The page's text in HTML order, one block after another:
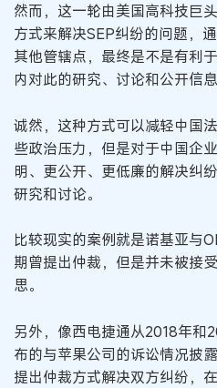
然而，这一轮由美国高科技巨
方式来解决SEP纠纷的问题，
其他管辖点，最终是不是有利
内对此的研究、讨论和公开信
诚然，这种方式可以减轻中国
些政治压力，但是对于中国企
明、更公开、更低廉的解决纠
研究和讨论。
比较现实的案例就是诺基亚与
期曾提出仲裁，但是并未被接
思。
另外，像西电捷通从2018年和
布的与苹果公司的诉讼情况披
提出仲裁方式解决双方纠纷，